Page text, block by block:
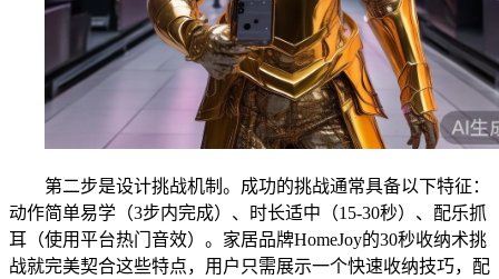
第二步是设计挑战机制。成功的挑战通常具备以下特征：
动作简单易学（3步内完成）、时长适中（15-30秒）、配乐抓
耳（使用平台热门音效）。家居品牌HomeJoy的30秒收纳术挑
战就完美契合这些特点，用户只需展示一个快速收纳技巧，配